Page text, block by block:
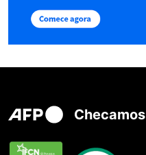
Checamos